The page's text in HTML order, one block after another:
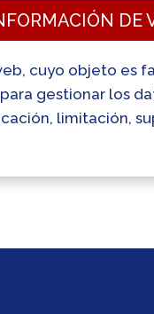
DE
cuyo objeto
gestionar los
limitación,